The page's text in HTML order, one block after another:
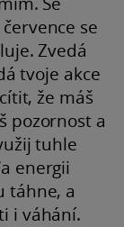
se
Zvedá
tvoje akce
že máš
pozornost a
tuhle
energii
táhne, a
i váhání.